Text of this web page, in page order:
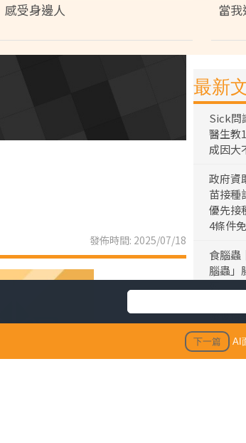
感受身邊人 當
發佈時間: 2025/07/18
最新
Sick問
醫生教
成因大
政府資
苗接種
優先接
4條件
食腦蟲
腦蟲」
死
黎彼得
3月已
露黎彼
下一篇 AI